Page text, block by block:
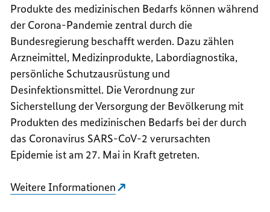
Produkte des medizinischen Bedarfs können während
der Corona-Pandemie zentral durch die
Bundesregierung beschafft werden. Dazu zählen
Arzneimittel, Medizinprodukte, Labordiagnostika,
persönliche Schutzausrüstung und
Desinfektionsmittel. Die Verordnung zur
Sicherstellung der Versorgung der Bevölkerung mit
Produkten des medizinischen Bedarfs bei der durch
das Coronavirus SARS-CoV-2 verursachten
Epidemie ist am 27. Mai in Kraft getreten.
Weitere Informationen